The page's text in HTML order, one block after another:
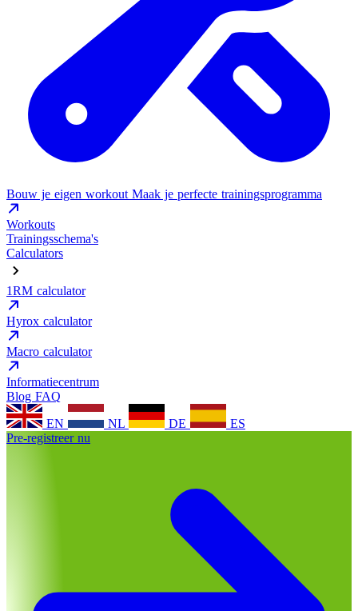
Bouw je eigen workout Maak je perfecte trainingsprogramma
Workouts
Trainingsschema's
Calculators
1RM calculator
Hyrox calculator
Macro calculator
Informatiecentrum
Blog FAQ
EN
NL DE
ES
Pre-registreer nu